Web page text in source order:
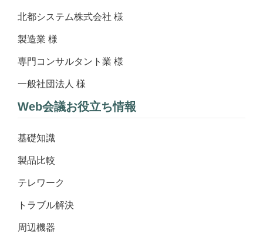
北都システム株式会社 様
製造業 様
専門コンサルタント業 様
一般社団法人 様
Web会議お役立ち情報
基礎知識
製品比較
テレワーク
トラブル解決
周辺機器